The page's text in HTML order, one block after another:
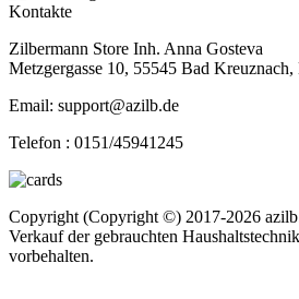
Kontakte
Zilbermann Store Inh. Anna Gosteva
Metzgergasse 10, 55545 Bad Kreuznach,
Email: support@azilb.de
Telefon : 0151/45941245
Copyright (Copyright ©) 2017-2026
Verkauf der gebrauchten
vorbehalten.